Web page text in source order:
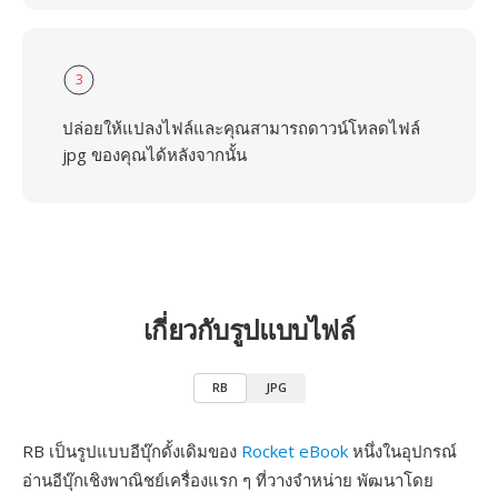
3
ปล่อยให้แปลงไฟล์และคุณสามารถดาวน์โหลดไฟล์
jpg ของคุณได้หลังจากนั้น
เกี่ยวกับรูปแบบไฟล์
RB JPG
RB เป็นรูปแบบอีบุ๊กดั้งเดิมของ Rocket eBook หนึ่งในอุปกรณ์
อ่านอีบุ๊กเชิงพาณิชย์เครื่องแรก ๆ ที่วางจำหน่าย พัฒนาโดย